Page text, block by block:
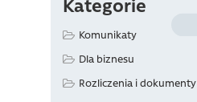
Kategorie
Komunikaty
Dla biznesu
Rozliczenia i dokumenty